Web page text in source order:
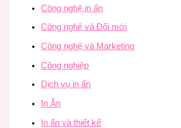
Công nghệ in ấn
Công nghệ và Đổi mới
Công nghệ và Marketing
Công nghiệp
Dịch vụ in ấn
In Ấn
In ấn và thiết kế